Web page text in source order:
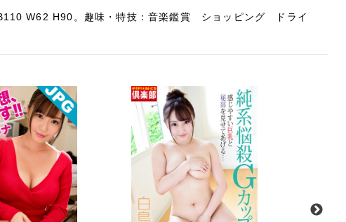
W62 H90。趣味・特技：音楽鑑賞 ショッピング ドライ